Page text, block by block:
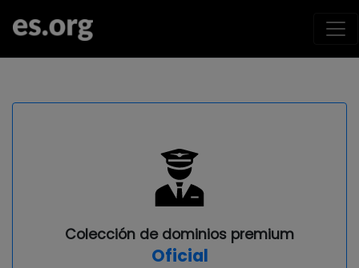
Colección de dominios premium
Oficial